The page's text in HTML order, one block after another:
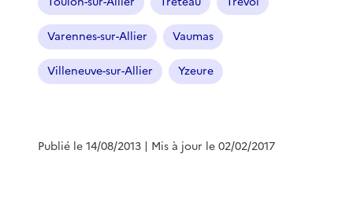
Varennes-sur-Allier Vaumas
Villeneuve-sur-Allier Yzeure
Publié le 14/08/2013 | Mis à jour le 02/02/2017